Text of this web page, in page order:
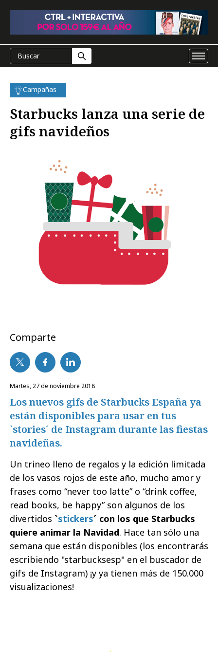
Campañas
Starbucks lanza una serie de
gifs navideños
Comparte
martes, 27 de noviembre 2018
Los nuevos gifs de Starbucks España ya
están disponibles para usar en tus
`stories´ de Instagram durante las fiestas
navideñas.
Un trineo lleno de regalos y la edición limitada
de los vasos rojos de este año, mucho amor y
frases como “never too latte” o “drink coffee,
read books, be happy” son algunos de los
divertidos `stickers´ con los que Starbucks
quiere animar la Navidad. Hace tan sólo una
semana que están disponibles (los encontrarás
escribiendo "starbucksesp" en el buscador de
gifs de Instagram) ¡y ya tienen más de 150.000
visualizaciones!